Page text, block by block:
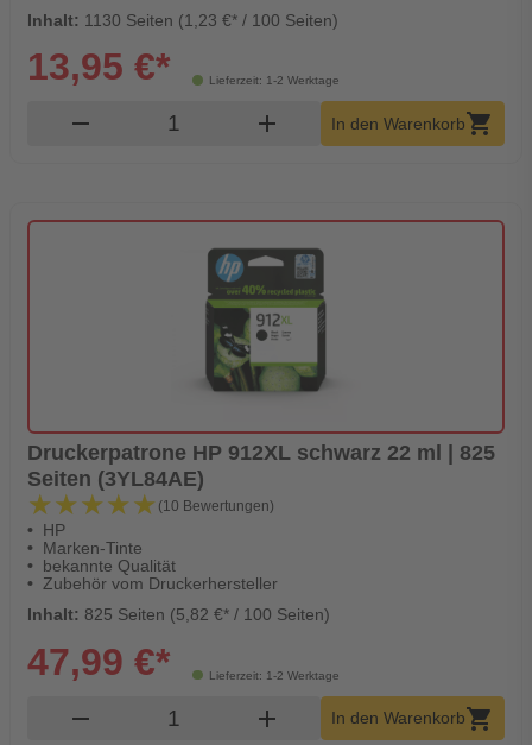
Inhalt: 1130 Seiten (1,23 €* / 100 Seiten)
Lieferzeit: 1-2 Werktage
13,95 €*
remove Produkt Warenkorb Menge
add In den Warenkorbshopping_cart
Druckerpatrone HP 912XL schwarz 22 ml | 825
Seiten (3YL84AE)
★★★★★
★★★★★ (10 Bewertungen)
HP
Marken-Tinte
bekannte Qualität
Zubehör vom Druckerhersteller
Inhalt: 825 Seiten (5,82 €* / 100 Seiten)
Lieferzeit: 1-2 Werktage
47,99 €*
remove Produkt Warenkorb Menge
add In den Warenkorbshopping_cart